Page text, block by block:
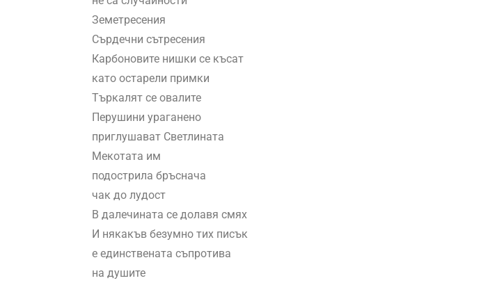
Земетресения
Сърдечни сътресения
Карбоновите нишки се късат
като остарели примки
Търкалят се овалите
Перушини ураганено
приглушават Светлината
Мекотата им
подострила бръснача
чак до лудост
В далечината се долавя смях
И някакъв безумно тих писък
е единствената съпротива
на душите